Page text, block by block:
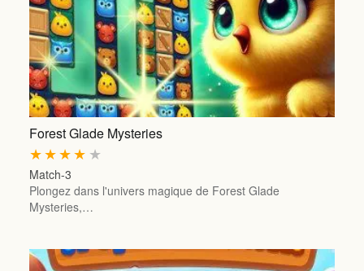
Forest Glade Mysteries
★
★
★
★
★
Match-3
Plongez dans l'univers magique de Forest Glade
Mysteries,…